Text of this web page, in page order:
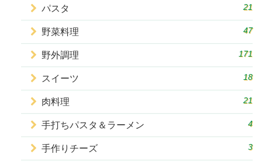
パスタ 21
野菜料理 47
野外調理 171
スイーツ 18
肉料理 21
手打ちパスタ＆ラーメン 4
手作りチーズ 3